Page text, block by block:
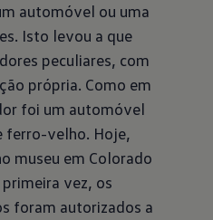
automóvel ou uma
Isto levou a que
peculiares, com
própria. Como em
foi um automóvel
ferro-velho. Hoje,
museu em Colorado
vez, os
foram autorizados a